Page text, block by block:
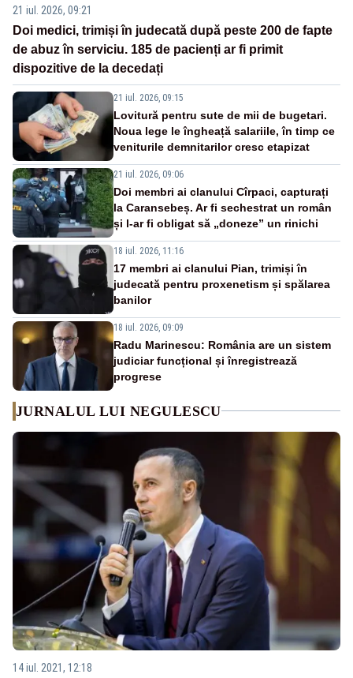
21 iul. 2026, 09:21
Doi medici, trimiși în judecată după peste 200 de fapte
de abuz în serviciu. 185 de pacienți ar fi primit
dispozitive de la decedați
21 iul. 2026, 09:15
Lovitură pentru sute de mii de bugetari.
Noua lege le îngheață salariile, în timp ce
veniturile demnitarilor cresc etapizat
21 iul. 2026, 09:06
Doi membri ai clanului Cîrpaci, capturați
la Caransebeș. Ar fi sechestrat un român
și l-ar fi obligat să „doneze” un rinichi
18 iul. 2026, 11:16
17 membri ai clanului Pian, trimiși în
judecată pentru proxenetism și spălarea
banilor
18 iul. 2026, 09:09
Radu Marinescu: România are un sistem
judiciar funcțional și înregistrează
progrese
JURNALUL LUI NEGULESCU
14 iul. 2021, 12:18